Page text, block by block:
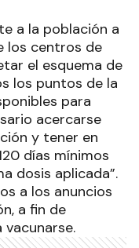
a la población a
los centros de
el esquema de
los puntos de la
para
acercarse
y tener en
días mínimos
dosis aplicada”.
a los anuncios
a fin de